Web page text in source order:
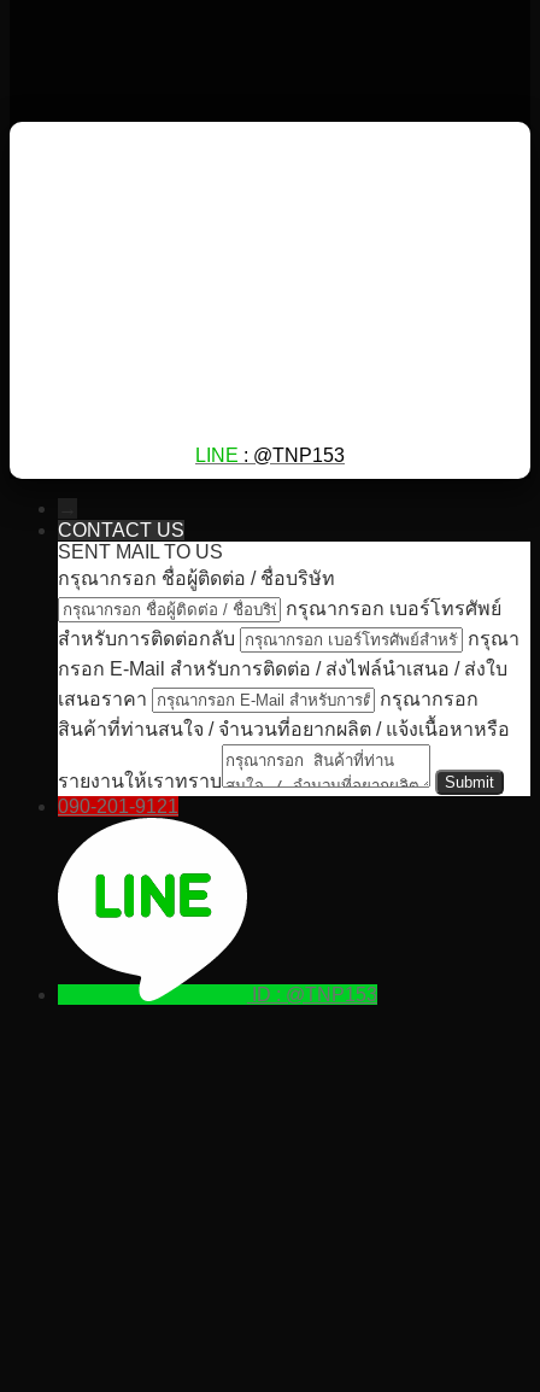
LINE : @TNP153
CONTACT US
SENT MAIL TO US
กรุณากรอก ชื่อผู้ติดต่อ / ชื่อบริษัท
กรุณากรอก เบอร์โทรศัพย์
สำหรับการติดต่อกลับ
กรุณา
กรอก E-Mail สำหรับการติดต่อ / ส่งไฟล์นำเสนอ / ส่งใบ
เสนอราคา
กรุณากรอก
สินค้าที่ท่านสนใจ / จำนวนที่อยากผลิต / แจ้งเนื้อหาหรือ
รายงานให้เราทราบ
090-201-9121
ID : @TNP153